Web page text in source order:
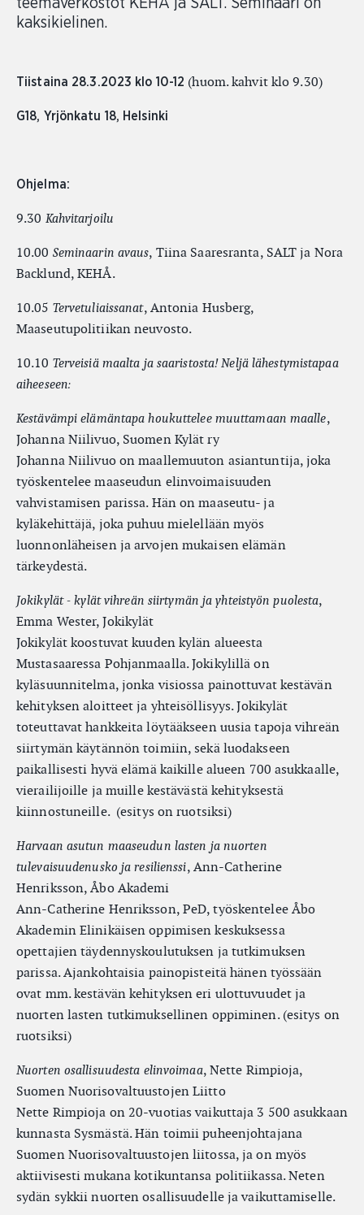
teemaverkostot KEHÅ ja SALT. Seminaari on
kaksikielinen.
Tiistaina 28.3.2023 klo 10-12 (huom. kahvit klo 9.30)
G18, Yrjönkatu 18, Helsinki
Ohjelma:
9.30 Kahvitarjoilu
10.00 Seminaarin avaus, Tiina Saaresranta, SALT ja Nora
Backlund, KEHÅ.
10.05 Tervetuliaissanat, Antonia Husberg,
Maaseutupolitiikan neuvosto.
10.10 Terveisiä maalta ja saaristosta! Neljä lähestymistapaa
aiheeseen:
Kestävämpi elämäntapa houkuttelee muuttamaan maalle,
Johanna Niilivuo, Suomen Kylät ry
Johanna Niilivuo on maallemuuton asiantuntija, joka
työskentelee maaseudun elinvoimaisuuden
vahvistamisen parissa. Hän on maaseutu- ja
kyläkehittäjä, joka puhuu mielellään myös
luonnonläheisen ja arvojen mukaisen elämän
tärkeydestä.
Jokikylät - kylät vihreän siirtymän ja yhteistyön puolesta,
Emma Wester, Jokikylät
Jokikylät koostuvat kuuden kylän alueesta
Mustasaaressa Pohjanmaalla. Jokikylillä on
kyläsuunnitelma, jonka visiossa painottuvat kestävän
kehityksen aloitteet ja yhteisöllisyys. Jokikylät
toteuttavat hankkeita löytääkseen uusia tapoja vihreän
siirtymän käytännön toimiin, sekä luodakseen
paikallisesti hyvä elämä kaikille alueen 700 asukkaalle,
vierailijoille ja muille kestävästä kehityksestä
kiinnostuneille. (esitys on ruotsiksi)
Harvaan asutun maaseudun lasten ja nuorten
tulevaisuudenusko ja resilienssi, Ann-Catherine
Henriksson, Åbo Akademi
Ann-Catherine Henriksson, PeD, työskentelee Åbo
Akademin Elinikäisen oppimisen keskuksessa
opettajien täydennyskoulutuksen ja tutkimuksen
parissa. Ajankohtaisia painopisteitä hänen työssään
ovat mm. kestävän kehityksen eri ulottuvuudet ja
nuorten lasten tutkimuksellinen oppiminen. (esitys on
ruotsiksi)
Nuorten osallisuudesta elinvoimaa, Nette Rimpioja,
Suomen Nuorisovaltuustojen Liitto
Nette Rimpioja on 20-vuotias vaikuttaja 3 500 asukkaan
kunnasta Sysmästä. Hän toimii puheenjohtajana
Suomen Nuorisovaltuustojen liitossa, ja on myös
aktiivisesti mukana kotikuntansa politiikassa. Neten
sydän sykkii nuorten osallisuudelle ja vaikuttamiselle.